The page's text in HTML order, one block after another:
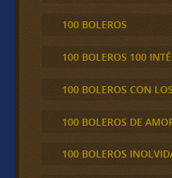
100 BOLEROS
100 BOLEROS 100
100 BOLEROS CON
100 BOLEROS DE
100 BOLEROS